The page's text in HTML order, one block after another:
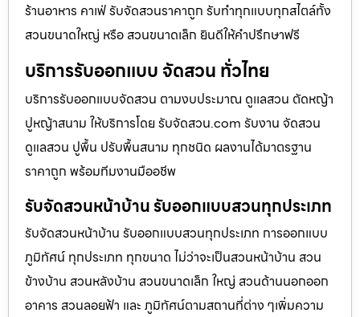
ร้านอาหาร คาเฟ่ รับจัดสวนราคาถูก รับทำทุกแบบทุกสไตล์ทั้ง
สวนขนาดใหญ่ หรือ สวนขนาดเล็ก ยินดีให้คำปรึกษาฟรี
บริการรับออกแบบ จัดสวน ทั่วไทย
บริการรับออกแบบจัดสวน ตามงบประมาณ ดูเเลสวน ตัดหญ้า
ปูหญ้าสนาม ให้บริการโดย รับจัดสวน.com รับงาน จัดสวน
ดูแลสวน ปูพื้น ปรับพื้นสนาม ทุกชนิด ผลงานได้มาตรฐาน
ราคาถูก พร้อมทีมงานมืออชีพ
รับจัดสวนหน้าบ้าน รับออกแบบสวนทุกประเภท
รับจัดสวนหน้าบ้าน รับออกแบบสวนทุกประเภท การออกแบบ
ภูมิทัศน์ ทุกประเภท ทุกขนาด ไม่ว่าจะเป็นสวนหน้าบ้าน สวน
ข้างบ้าน สวนหลังบ้าน สวนขนาดเล็ก ใหญ่ สวนด้านนอกออก
อาคาร สวนลอยฟ้า และ ภูมิทัศน์ตามสถานที่ต่าง ๆเพิ่มความ